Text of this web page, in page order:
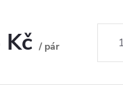
/ pár